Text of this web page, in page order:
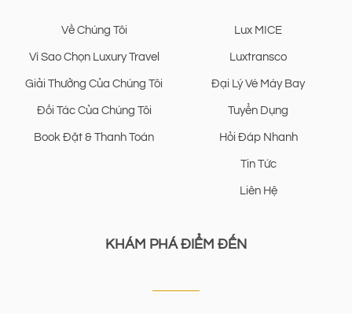
Về Chúng Tôi
Vì Sao Chọn Luxury Travel
Giải Thưởng Của Chúng Tôi
Đối Tác Của Chúng Tôi
Book Đặt & Thanh Toán
Lux MICE
Luxtransco
Đại Lý Vé Máy Bay
Tuyển Dụng
Hỏi Đáp Nhanh
Tin Tức
Liên Hệ
KHÁM PHÁ ĐIỂM ĐẾN